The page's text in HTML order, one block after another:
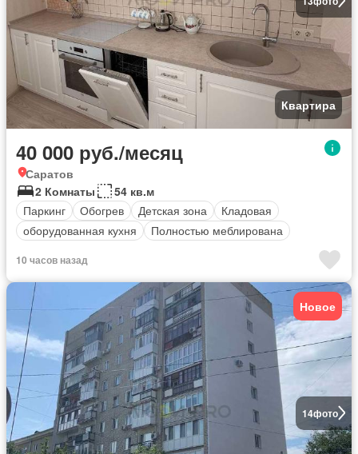
Квартира
40 000 руб./месяц
Саратов
2 Комнаты
54 кв.м
Паркинг
Обогрев Детская зона
Кладовая
оборудованная кухня
Полностью меблирована
10 часов назад
14фото
Новое